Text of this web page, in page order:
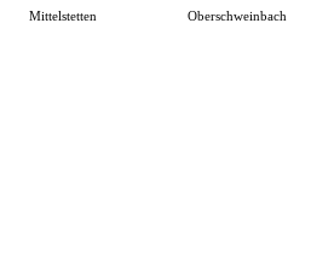
Mittelstetten Oberschweinbach